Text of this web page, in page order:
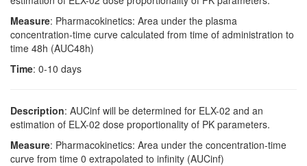
Measure: Pharmacokinetics: Area under the plasma
concentration-time curve calculated from time of administration to
time 48h (AUC48h)
Time: 0-10 days
Description: AUCinf will be determined for ELX-02 and an
estimation of ELX-02 dose proportionality of PK parameters.
Measure: Pharmacokinetics: Area under the concentration-time
curve from time 0 extrapolated to infinity (AUCinf)